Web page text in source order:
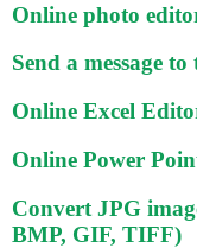
Online photo
Send a message
Online Excel
Online Power
Convert JPG
BMP, GIF, TIFF)